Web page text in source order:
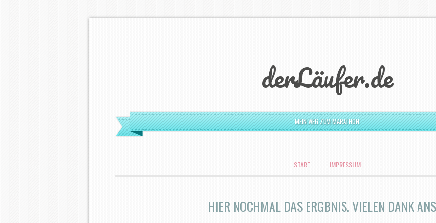
derLäufer.de
MEIN WEG ZUM MARATHON
START IMPRESSUM
HIER NOCHMAL DAS ERGBNIS. VIELEN DANK